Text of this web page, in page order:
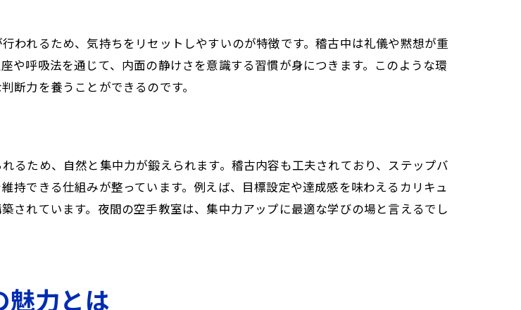
手教室で身につける方法
ラスで礼儀作法を学ぶポイント
精神力強化に役立つ理由
に指導される礼儀の実践例
スで身につく心の成長とは
に学べるポイントを解説
ラスで重視される安全対策
安心して学ぶための取り組み
われるため、気持ちをリセットしやすいのが特徴です。稽古中は礼儀や黙想が重
や呼吸法を通じて、内面の静けさを意識する習慣が身につきます。このような環
断力を養うことができるのです。
るため、自然と集中力が鍛えられます。稽古内容も工夫されており、ステップバ
持できる仕組みが整っています。例えば、目標設定や達成感を味わえるカリキュ
されています。夜間の空手教室は、集中力アップに最適な学びの場と言えるでし